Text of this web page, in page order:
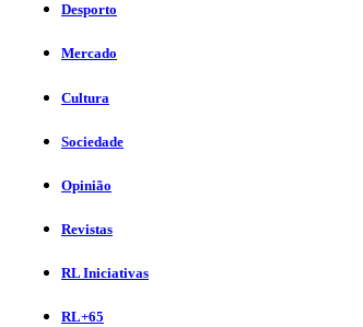
Desporto
Mercado
Cultura
Sociedade
Opinião
Revistas
RL Iniciativas
RL+65